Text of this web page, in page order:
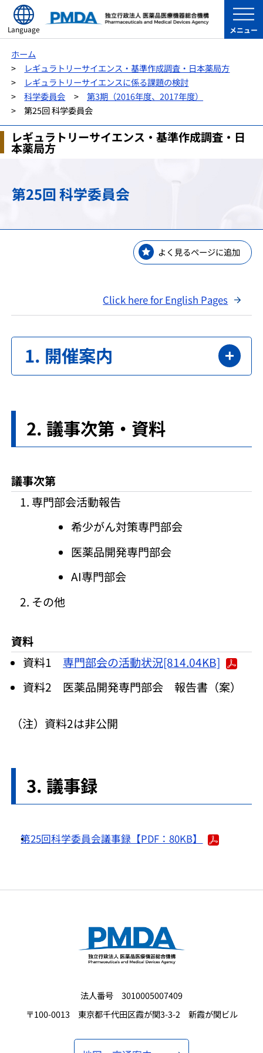
Language メニュー
ホーム
レギュラトリーサイエンス・基準作成調査・日本薬局方
レギュラトリーサイエンスに係る課題の検討
科学委員会
第3期（2016年度、2017年度）
第25回 科学委員会
レギュラトリーサイエンス・基準作成調査・日
本薬局方
第25回 科学委員会
よく見るページに追加
Click here for English Pages
開催案内
議事次第・資料
議事次第
専門部会活動報告
希少がん対策専門部会
医薬品開発専門部会
AI専門部会
その他
資料
資料1 専門部会の活動状況[814.04KB]
資料2 医薬品開発専門部会 報告書（案）
（注）資料2は非公開
議事録
第25回科学委員会議事録【PDF：80KB】
法人番号 3010005007409
〒100-0013 東京都千代田区霞が関3-3-2 新霞が関ビル